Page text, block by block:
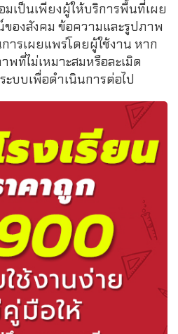
เป็นเพียงผู้ให้บริการพื้นที่เผย
องสังคม ข้อความและรูปภาพ
ารเผยแพร่โดยผู้ใช้งาน หาก
ที่ไม่เหมาะสมหรือละเมิด
บบเพื่อดำเนินการต่อไป